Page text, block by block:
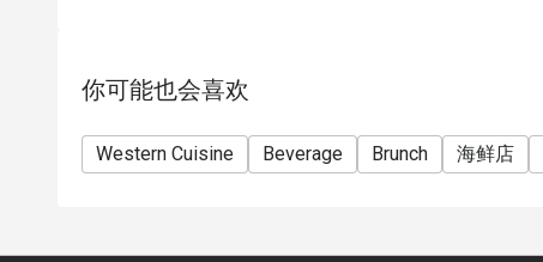
你可能也会喜欢
Western Cuisine Beverage Brunch 海鲜店